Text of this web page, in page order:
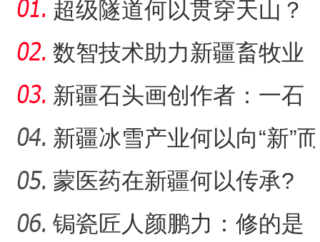
侨乡故事 | 新疆吐鲁番烘焙
超级隧道何以贯穿天山？
数智技术助力新疆畜牧业
走“新”路
新疆石头画创作者：一石
一画乐在其中
新疆冰雪产业何以向“新”而
行？
蒙医药在新疆何以传承?
锔瓷匠人颜鹏力：修的是